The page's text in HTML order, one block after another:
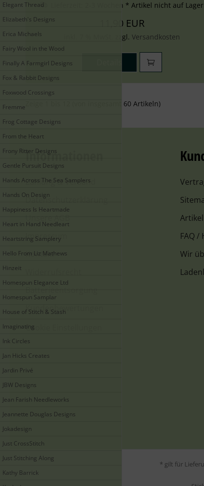
Elegant Thread
Elizabeth's Designs
Erica Michaels
Fairy Wool in the Wood
Finally A Farmgirl Designs
Fox & Rabbit Designs
Foxwood Crossings
Fremme
Frog Cottage Designs
From the Heart
Frony Ritter Designs
Gentle Pursuit Designs
Hands Across The Sea Samplers
Hands On Design
Happiness Is Heartmade
Heart in Hand Needleart
Heartstring Samplery
Hello From Liz Mathews
Hinzeit
Homespun Elegance Ltd
Homespun Samplar
House of Stitch & Stash
Imaginating
Ink Circles
Jan Hicks Creates
Jardin Privé
JBW Designs
Jean Farish Needleworks
Jeannette Douglas Designs
Jokadesign
Just CrossStitch
Just Stitching Along
Kathy Barrick
2-3 Wochen * Artikel nicht auf Lager
11,90 EUR
inkl. 7 % MwSt. zzgl. Versandkosten
60 Artikeln)
Informationen
Zahlung & Versand
Datenschutzerklärung
Impressum
Kontakt
Kundenbewertungen
Cookie Einstellungen
FAQ /
Wir
* gilt für